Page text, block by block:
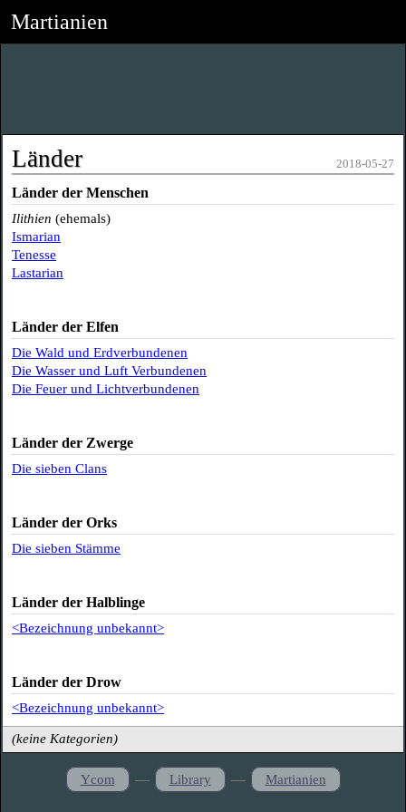
Martianien
Länder 2018-05-27
Länder der Menschen
Ilithien (ehemals)
Ismarian
Tenesse
Lastarian
Länder der Elfen
Die Wald und Erdverbundenen
Die Wasser und Luft Verbundenen
Die Feuer und Lichtverbundenen
Länder der Zwerge
Die sieben Clans
Länder der Orks
Die sieben Stämme
Länder der Halblinge
<Bezeichnung unbekannt>
Länder der Drow
<Bezeichnung unbekannt>
(keine Kategorien)
Ycom — Library — Martianien